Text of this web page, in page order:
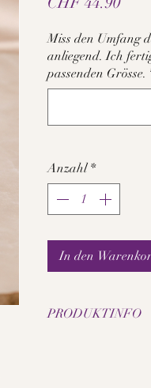
Miss den Umfang
anliegend. Ich
passenden Grösse.
Anzahl *
In den
PRODUKTINFO